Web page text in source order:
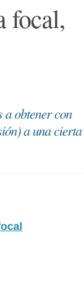
focal,
a obtener con
a una cierta